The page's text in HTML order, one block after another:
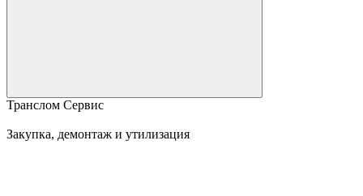
Транслом Сервис
Закупка, демонтаж и утилизация